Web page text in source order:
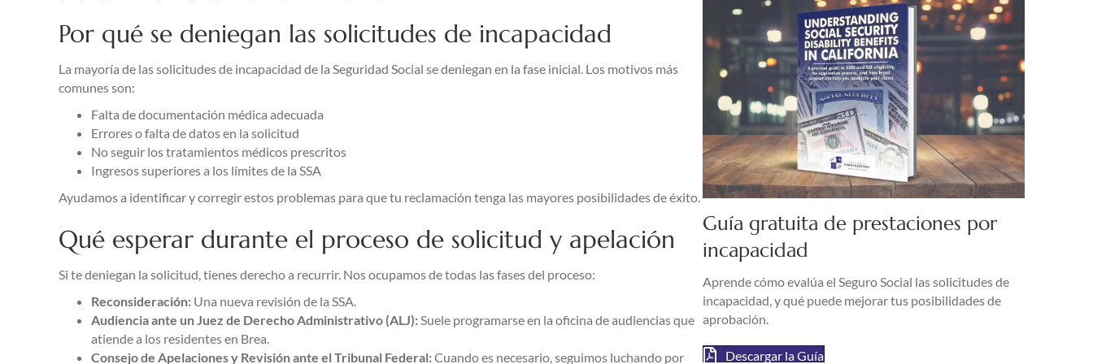
Por qué se deniegan las solicitudes de incapacidad
La mayoría de las solicitudes de incapacidad de la Seguridad Social se deniegan en la fase inicial. Los motivos más
comunes son:
Falta de documentación médica adecuada
Errores o falta de datos en la solicitud
No seguir los tratamientos médicos prescritos
Ingresos superiores a los límites de la SSA
Ayudamos a identificar y corregir estos problemas para que tu reclamación tenga las mayores posibilidades de éxito.
Qué esperar durante el proceso de solicitud y apelación
Si te deniegan la solicitud, tienes derecho a recurrir. Nos ocupamos de todas las fases del proceso:
Reconsideración: Una nueva revisión de la SSA.
Audiencia ante un Juez de Derecho Administrativo (ALJ):Suele programarse en la oficina de audiencias que
atiende a los residentes en Brea.
Consejo de Apelaciones y Revisión ante el Tribunal Federal:Cuando es necesario, seguimos luchando por
Guía gratuita de prestaciones por
incapacidad
Aprende cómo evalúa el Seguro Social las solicitudes de
incapacidad, y qué puede mejorar tus posibilidades de
aprobación.
Descargar la Guía